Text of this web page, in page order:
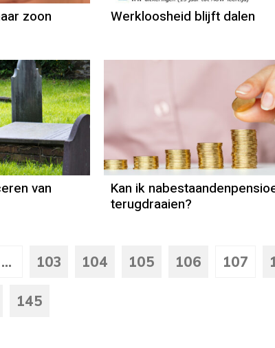
zoon
Werkloosheid blijft dalen
van
Pensioen
Kan ik
terugdraaien?
... 103 104 105 106 107
145